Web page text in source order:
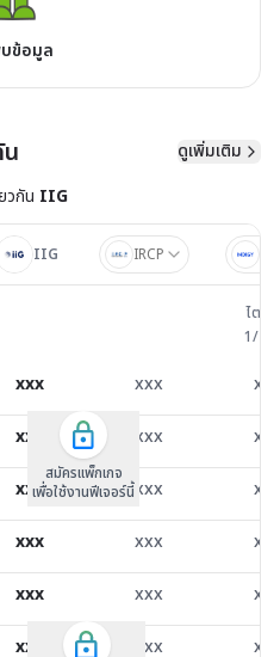
ข้อมูล
ดูเพิ่มเติม
วกัน IIG
IIG IRCP
ไตรมาส
-1.09 0.61
0.00 0.00
-1.99 7.25
-3.59 12,843.00
0.00 83.73
0.00 0.00
ไตรม
1/
สมัครแพ็คเกจ B
เพื่อใช้งานฟีเจอร์นี้
สมัครแพ็คเกจ B
เพื่อใช้งานฟีเจอร์นี้
xxx xxx
xxx xxx
xxx xxx
xxx xxx
สมัครแพ็กเกจ
เพื่อใช้งานฟีเจอร์นี้
xxx xxx
xxx xxx